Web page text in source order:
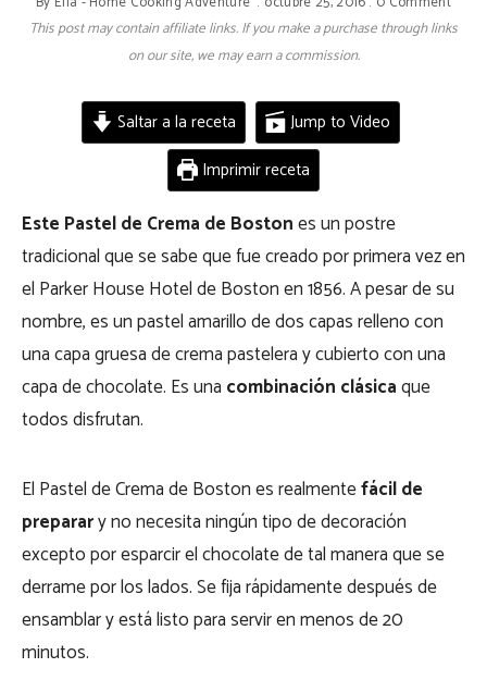
This post may contain affiliate links. If you make a purchase through links
on our site, we may earn a commission.
Saltar a la receta
Jump to Video
Imprimir receta
Este Pastel de Crema de Bostones un postre
tradicional que se sabe que fue creado por primera vez en
el Parker House Hotel de Boston en 1856. A pesar de su
nombre, es un pastel amarillo de dos capas relleno con
una capa gruesa de crema pastelera y cubierto con una
capa de chocolate. Es una combinación clásicaque
todos disfrutan.
El Pastel de Crema de Boston es realmentefácil de
preparary no necesita ningún tipo de decoración
excepto por esparcir el chocolate de tal manera que se
derrame por los lados. Se fija rápidamente después de
ensamblar y está listo para servir en menos de 20
minutos.